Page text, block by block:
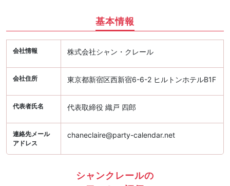
基本情報
会社情報 株式会社シャン・クレール
会社住所 東京都新宿区西新宿6-6-2 ヒルトンホテルB1F
代表者氏名 代表取締役 織戸 四郎
連絡先メール
アドレス
chaneclaire@party-calendar.net
シャンクレールの